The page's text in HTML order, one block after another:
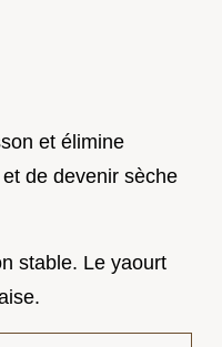
et élimine
de devenir sèche
stable. Le yaourt